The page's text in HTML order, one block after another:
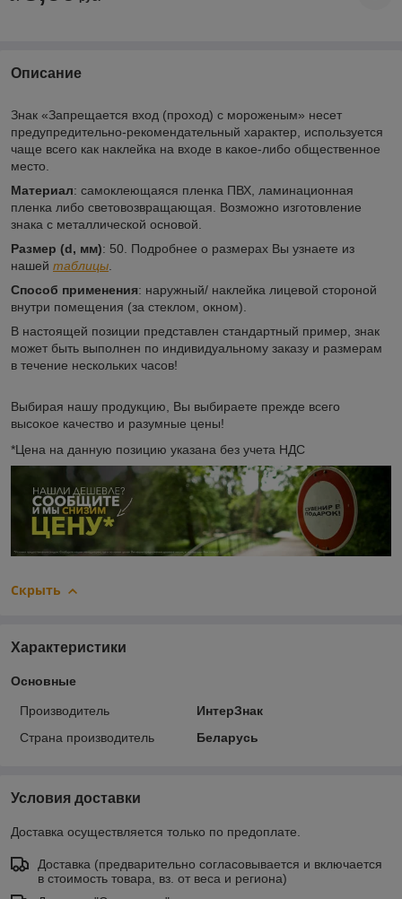
Описание
Знак «Запрещается вход (проход) с мороженым» несет
предупредительно-рекомендательный характер, используется
чаще всего как наклейка на входе в какое-либо общественное
место.
Материал: самоклеющаяся пленка ПВХ, ламинационная
пленка либо световозвращающая. Возможно изготовление
знака с металлической основой.
Размер (d, мм): 50. Подробнее о размерах Вы узнаете из
нашей таблицы
Способ применения: наружный/ наклейка лицевой стороной
внутри помещения (за стеклом, окном).
В настоящей позиции представлен стандартный пример, знак
может быть выполнен по индивидуальному заказу и размерам
в течение нескольких часов!
Выбирая нашу продукцию, Вы выбираете прежде всего
высокое качество и разумные цены!
*Цена на данную позицию указана без учета НДС
Скрыть
Характеристики
Основные
Производитель
ИнтерЗнак
Страна производитель
Беларусь
Условия доставки
Доставка осуществляется только по предоплате.
Доставка (предварительно согласовывается и включается
в стоимость товара, вз. от веса и региона)